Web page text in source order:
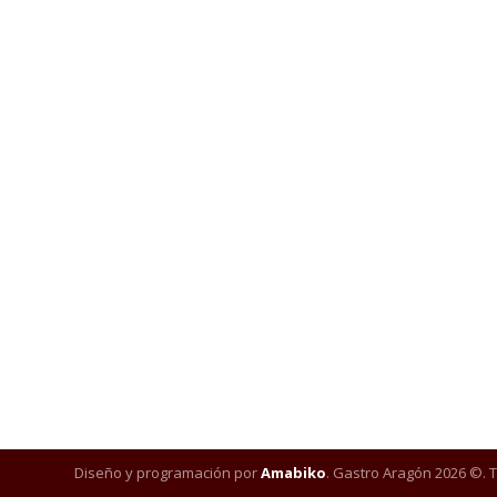
Diseño y programación porAmabiko. Gastro Aragón 2026 ©.